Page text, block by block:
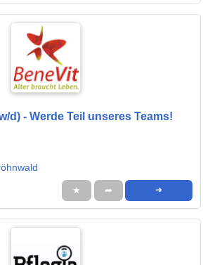
d) - Werde Teil unseres Teams!
★ ➦ ➜